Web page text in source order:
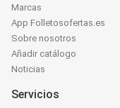
Marcas
App Folletosofertas.es
Sobre nosotros
Añadir catálogo
Noticias
Servicios